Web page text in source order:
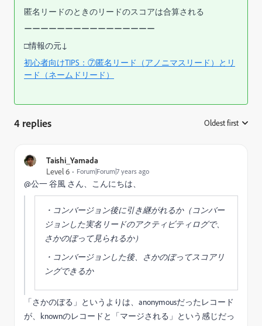
匿名リードのときのリードのスコアは合算される
ーーーーーーーーーーーーーーーー
□情報の元↓
初心者向けTIPS：⑦匿名リード（アノニマスリード）とリ
ード（ネームドリード）
4 replies Oldest first
Taishi_Yamada
Level 6
Forum|Forum|7 years ago
@公一 谷風 さん、こんにちは、
・コンバージョン後に引き継がれるか（コンバー
ジョンした実名リードのアクティビティログで、
さかのぼって見られるか）
・コンバージョンした後、さかのぼってスコアリ
ングできるか
「さかのぼる」というよりは、anonymousだったレコード
が、knownのレコードと「マージされる」という感じだっ